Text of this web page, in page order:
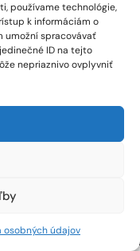
používame technológie,
k informáciám o
umožní spracovávať
ID na tejto
nepriaznivo ovplyvniť
osobných údajov
| Vytvoril: Marek Heinfarth.